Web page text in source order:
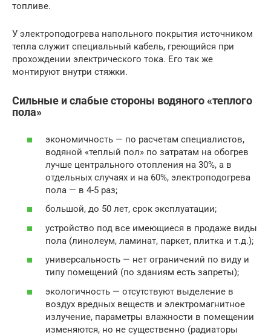
топливе.
У электроподогрева напольного покрытия источником
тепла служит специальный кабель, греющийся при
прохождении электрического тока. Его так же
монтируют внутри стяжки.
Сильные и слабые стороны водяного «теплого
пола»
экономичность — по расчетам специалистов,
водяной «теплый пол» по затратам на обогрев
лучше центрального отопления на 30%, а в
отдельных случаях и на 60%, электроподогрева
пола — в 4-5 раз;
большой, до 50 лет, срок эксплуатации;
устройство под все имеющиеся в продаже виды
пола (линолеум, ламинат, паркет, плитка и т.д.);
универсальность — нет ограничений по виду и
типу помещений (по зданиям есть запреты);
экологичность — отсутствуют выделение в
воздух вредных веществ и электромагнитное
излучение, параметры влажности в помещении
изменяются, но не существенно (радиаторы